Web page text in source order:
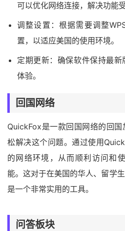
可以优化网络连接，解决功能
调整设置：根据需要调整
置，以适应美国的使用环境。
定期更新：确保软件保持最
体验。
回国网络
QuickFox是一款回国网络的回
松解决这个问题。通过使用
的网络环境，从而顺利访问和
能。这对于在美国的华人、留学
是一个非常实用的工具。
问答板块